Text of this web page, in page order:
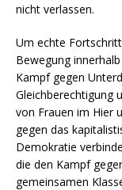
nicht verlassen.
Um echte
Bewegung
Kampf gegen
Gleichberechtigung
von Frauen im Hier
gegen das
Demokratie
die den Kampf
gemeinsamen